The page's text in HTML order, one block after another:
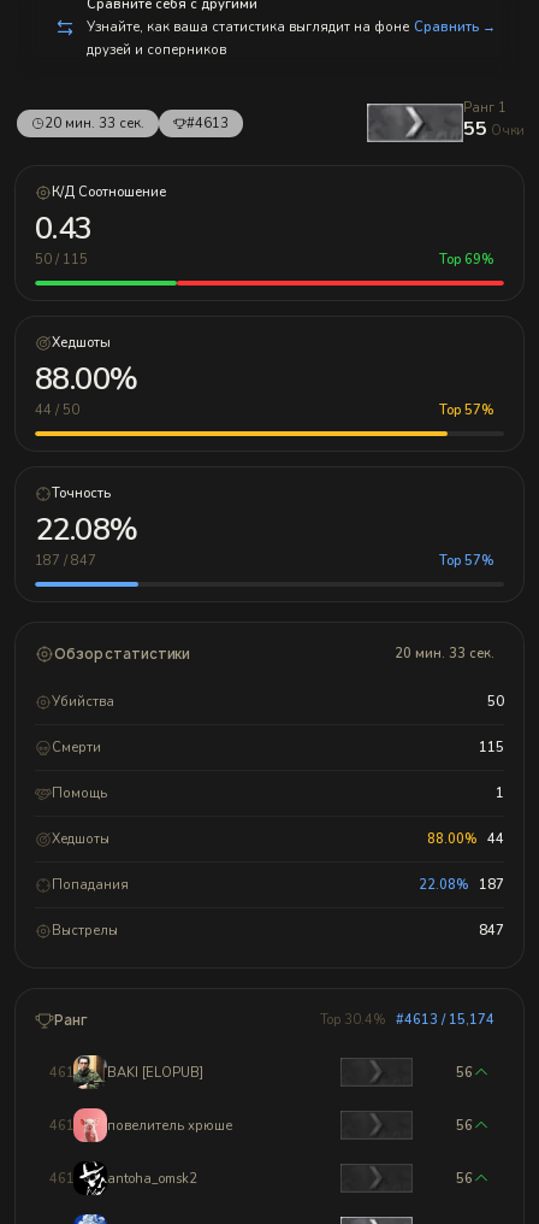
Сравните себя с другими
Узнайте, как ваша статистика выглядит на фоне
друзей и соперников
Сравнить →
20 мин. 33 сек. #4613
Ранг 1
55 Очки
К/Д Соотношение
0.43
50 / 115 Top 69%
Хедшоты
88.00%
44 / 50 Top 57%
Точность
22.08%
187 / 847 Top 57%
Обзор статистики 20 мин. 33 сек.
Убийства 50
Смерти 115
Помощь 1
Хедшоты 88.00% 44
Попадания 22.08% 187
Выстрелы 847
Ранг Top 30.4% #4613 / 15,174
4610 BAKI [ELOPUB] 56
4611 повелитель хрюше 56
4612 antoha_omsk2 56
е
н
м!